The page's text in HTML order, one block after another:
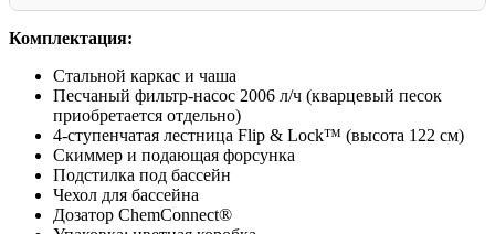
Комплектация:
Стальной каркас и чаша
Песчаный фильтр-насос 2006 л/ч (кварцевый песок
приобретается отдельно)
4-ступенчатая лестница Flip & Lock™ (высота 122 см)
Скиммер и подающая форсунка
Подстилка под бассейн
Чехол для бассейна
Дозатор ChemConnect®